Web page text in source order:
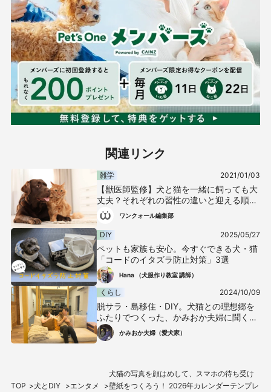
関連リンク
雑学 2021/01/03
【獣医師監修】犬と猫を一緒に飼っても大
丈夫？それぞれの習性の違いと迎える順
番、餌の与え方の注意点などについて解説
ワンクォール編集部
DIY 2025/05/27
ペットも家族も安心。今すぐできる犬・猫
「コードのイタズラ防止対策」3選
Hana （犬服作り教室 講師）
くらし 2024/10/09
脱サラ・島移住・DIY。犬猫との理想郷を
ふたりでつくった、かみおか夫婦に聞く
「暮らしのヒント」
かみおか夫婦（愛犬家）
TOP 犬とDIY エンタメ
犬猫の写真を顔はめして、スマホの待ち受け
壁紙をつくろう！ 2026年カレンダーテンプレ